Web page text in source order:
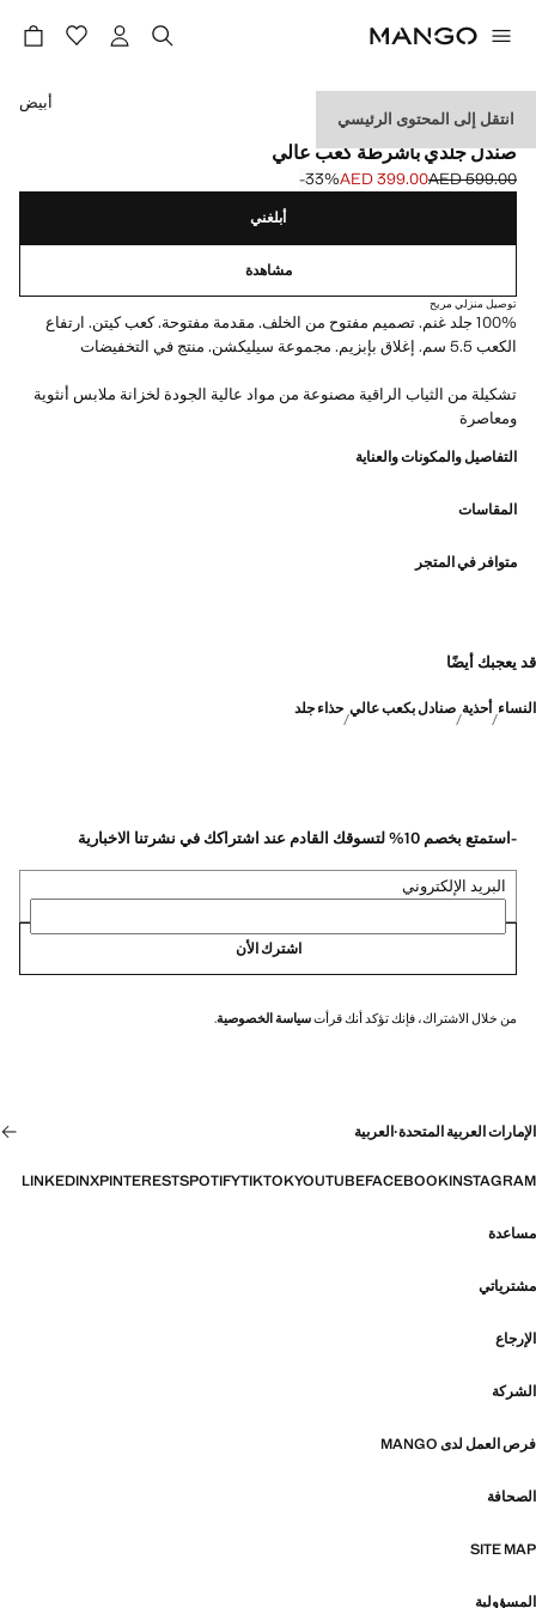
انتقل إلى المحتوى الرئيسي
SELECTION
صندل جلدي بأشرطة كعب عالي
السعر الأول محذوف [AED 599.00 ]
AED 599.00
السعر الحالي [AED 399.00 ]AED 399.00
‎-33‎%‎
حدد اللون
أبيض
أبلغني
مشاهدة
توصيل منزلي مريح
100% جلد غنم. تصميم مفتوح من الخلف. مقدمة مفتوحة. كعب كيتن. ارتفاع
الكعب 5.5 سم. إغلاق بإبزيم. مجموعة سيليكشن. منتج في التخفيضات
تشكيلة من الثياب الراقية مصنوعة من مواد عالية الجودة لخزانة ملابس أنثوية
ومعاصرة
التفاصيل والمكونات والعناية
المقاسات
متوافر في المتجر
قد يعجبك أيضًا
النساء أحذية صنادل بكعب عالي حذاء جلد
-استمتع بخصم 10% لتسوقك القادم عند اشتراكك في نشرتنا الاخبارية
البريد الإلكتروني
اشترك الأن
من خلال الاشتراك، فإنك تؤكد أنك قرأتسياسة الخصوصية.
الإمارات العربية المتحدة·العربية
INSTAGRAM
FACEBOOK
YOUTUBE
TIKTOK
SPOTIFY
PINTEREST
X
LINKEDIN
مساعدة
مشترياتي
الإرجاع
الشركة
فرص العمل لدى MANGO
الصحافة
SITE MAP
المسؤولية